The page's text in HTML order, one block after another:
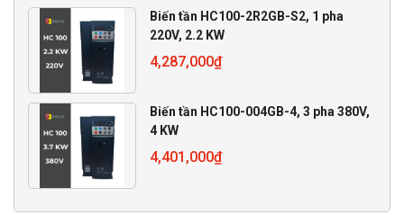
Biến tần HC100-2R2GB-S2, 1 pha
220V, 2.2 KW
4,287,000₫
Biến tần HC100-004GB-4, 3 pha 380V,
4 KW
4,401,000₫